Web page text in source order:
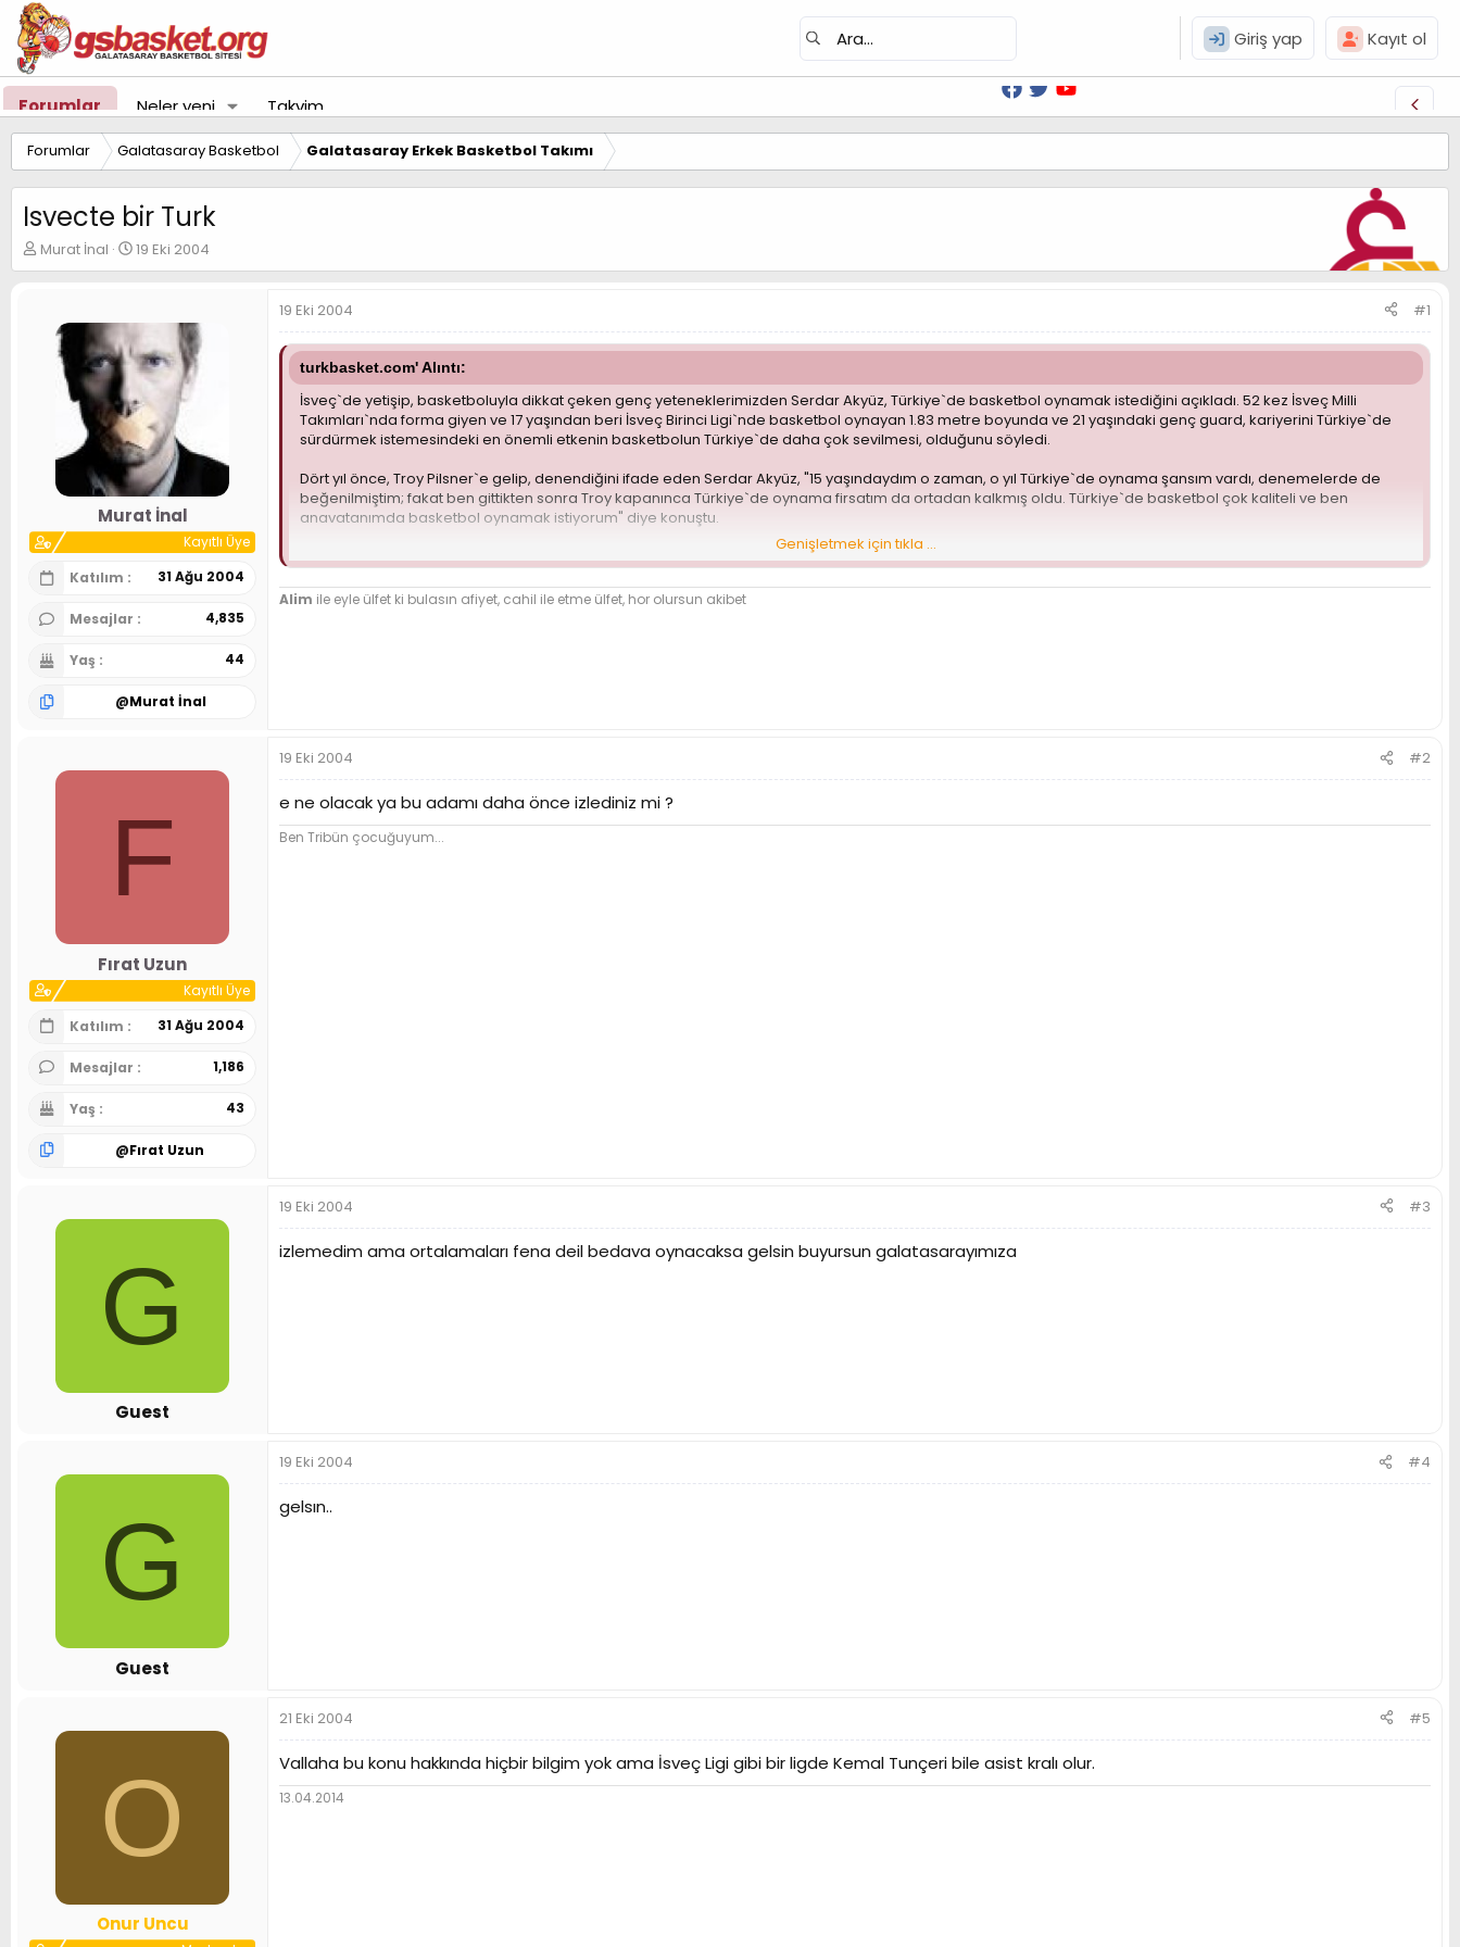
Giriş yap Kayıt ol
Forumlar Neler yeni Takvim
Forumlar Galatasaray Basketbol Galatasaray Erkek Basketbol Takımı
Isvecte bir Turk
K
o
Murat İnal
B
a
a
g
ç
t
a
r
i
h
i
19 Eki 2004
Murat İnal
Kayıtlı Üye
Katılım
31 Ağu 2004
Mesajlar 4,835
Yaş 44
@Murat İnal
19 Eki 2004 #1
turkbasket.com' Alıntı:
İsveç`de yetişip, basketboluyla dikkat çeken genç yeteneklerimizden Serdar Akyüz, Türkiye`de basketbol oynamak istediğini açıkladı. 52 kez İsveç Milli
Takımları`nda forma giyen ve 17 yaşından beri İsveç Birinci Ligi`nde basketbol oynayan 1.83 metre boyunda ve 21 yaşındaki genç guard, kariyerini Türkiye`de
sürdürmek istemesindeki en önemli etkenin basketbolun Türkiye`de daha çok sevilmesi, olduğunu söyledi.
Dört yıl önce, Troy Pilsner`e gelip, denendiğini ifade eden Serdar Akyüz, "15 yaşındaydım o zaman, o yıl Türkiye`de oynama şansım vardı, denemelerde de
beğenilmiştim; fakat ben gittikten sonra Troy kapanınca Türkiye`de oynama firsatım da ortadan kalkmış oldu. Türkiye`de basketbol çok kaliteli ve ben
anavatanımda basketbol oynamak istiyorum" diye konuştu.
İsveç`de doğmasına rağmen Türkçe, İsveçce, Almanca ve İngilizce bilen Serdar, geçen sezon Malbas Öresund takımında 31 maçta, ortalama 32 dakika
Genişletmek için tıkla ...
Alim ile eyle ülfet ki bulasın afiyet, cahil ile etme ülfet, hor olursun akibet
F
Fırat Uzun
Kayıtlı Üye
Katılım
31 Ağu 2004
Mesajlar 1,186
Yaş 43
@Fırat Uzun
19 Eki 2004 #2
e ne olacak ya bu adamı daha önce izlediniz mi ?
Ben Tribün çocuğuyum...
G
Guest
19 Eki 2004 #3
izlemedim ama ortalamaları fena deil bedava oynacaksa gelsin buyursun galatasarayımıza
G
Guest
19 Eki 2004 #4
gelsın..
O
Onur Uncu
21 Eki 2004 #5
Vallaha bu konu hakkında hiçbir bilgim yok ama İsveç Ligi gibi bir ligde Kemal Tunçeri bile asist kralı olur.
13.04.2014